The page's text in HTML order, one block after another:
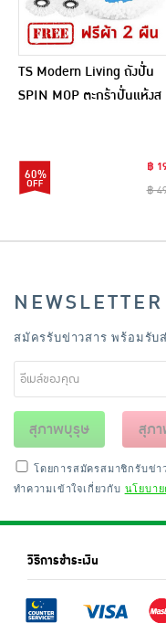
TS Modern Living ถังปั่น
SPIN MOP ตะกร้าปั่นแห้งส
60%
฿
฿
NEWSLETTER
สมัครรับข่าวสาร พร้อมรับ
สุภาพบุรุษ สุภ
โดยการสมัครสมาชิกรับข่า
ทำความเข้าใจเกี่ยวกับ นโยบา
วิธีการชำระเงิน